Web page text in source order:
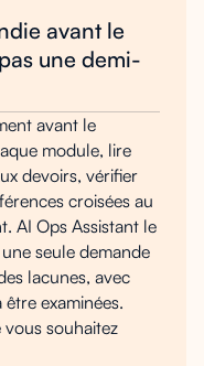
avant le
une demi-
avant le
module, lire
devoirs, vérifier
croisées au
AI Ops Assistant le
seule demande
lacunes, avec
examinées.
souhaitez